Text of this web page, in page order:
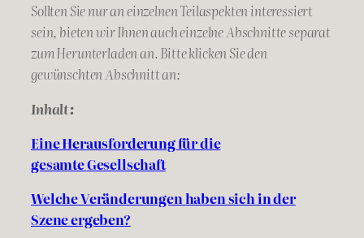
Sollten Sie nur an einzelnen Teilaspekten interessiert
sein, bieten wir Ihnen auch einzelne Abschnitte separat
zum Herunterladen an. Bitte klicken Sie den
gewünschten Abschnitt an:
Inhalt:
Eine Herausforderung für die
gesamteGesellschaft
Welche Veränderungen haben sich in der
Szene ergeben?